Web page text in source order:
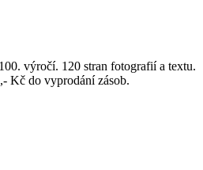
výročí. 120 stran fotografií a textu.
Kč do vyprodání zásob.